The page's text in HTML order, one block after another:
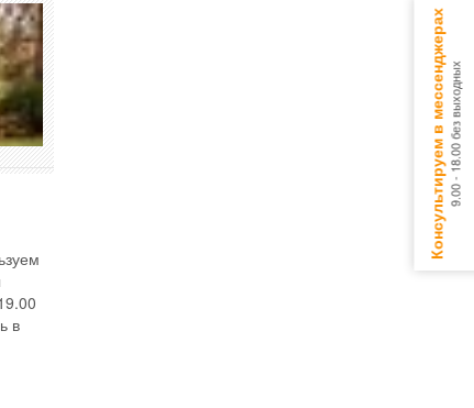
Консультируем в мессенджерах9.00 - 18.00 без выходных
в